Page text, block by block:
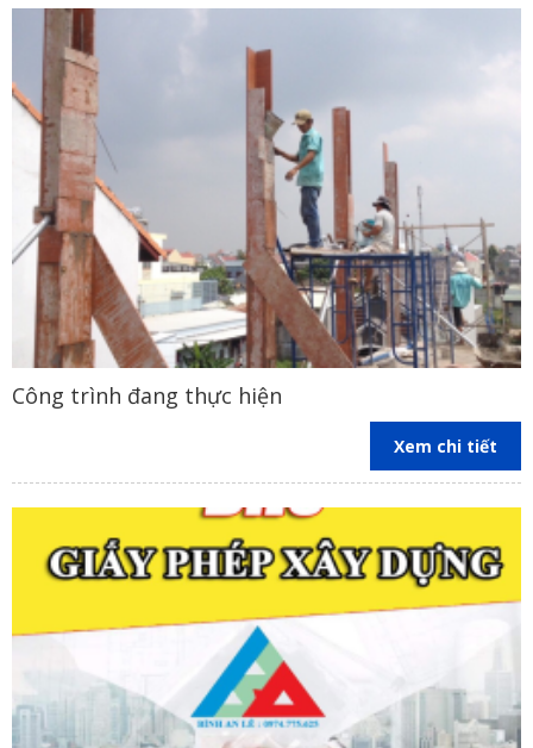
Công trình đang thực hiện
Xem chi tiết